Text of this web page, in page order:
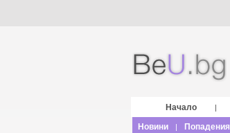
Начало |
Новини | Попадения